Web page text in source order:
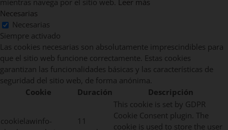
Necesarias
Necesarias
Siempre activado
Las cookies necesarias son absolutamente imprescindibles para
que el sitio web funcione correctamente. Estas cookies
garantizan las funcionalidades básicas y las características de
seguridad del sitio web, de forma anónima.
Cookie
Duración Descripción
cookielawinfo-
11
This cookie is set by GDPR
Cookie Consent plugin. The
cookie is used to store the user